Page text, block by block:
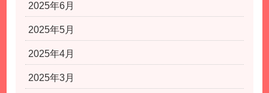
2025年6月
2025年5月
2025年4月
2025年3月